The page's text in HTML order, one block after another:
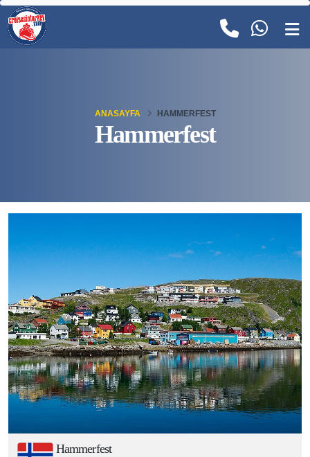
Hammerfest
ANASAYFA HAMMERFEST
Hammerfest